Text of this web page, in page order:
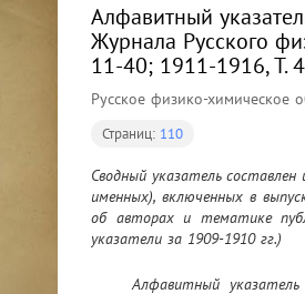
Алфавитный
Журнала Русского
11-40; 1911-1916, Т.
Русское физико-химическое
Страниц: 110
Сводный указатель
именных), включенных в
об авторах и тематике
указатели за 1909-1910 гг.)